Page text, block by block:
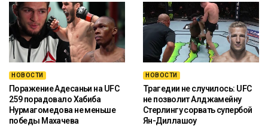
НОВОСТИ
Поражение Адесаньи на UFC
259 порадовало Хабиба
Нурмагомедова не меньше
победы Махачева
НОВОСТИ
Трагедии не случилось: UFC
не позволит Алджамейну
Стерлингу сорвать супербой
Ян-Диллашоу